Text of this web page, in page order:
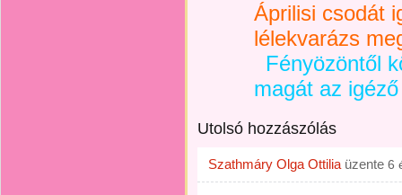
Áprilisi csodát
lélekvarázs
Fényözöntől
magát az
Utolsó hozzászólás
Szathmáry Olga Ottilia üzente 6